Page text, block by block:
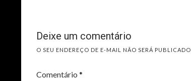
Deixe um comentário
O SEU ENDEREÇO DE E-MAIL NÃO SERÁ PUBLICADO.
Comentário *